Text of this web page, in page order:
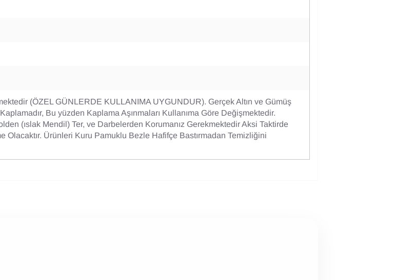
(ÖZEL GÜNLERDE KULLANIMA UYGUNDUR). Gerçek Altın ve Gümüş
Bu yüzden Kaplama Aşınmaları Kullanıma Göre Değişmektedir.
(ıslak Mendil) Ter, ve Darbelerden Korumanız Gerekmektedir Aksi Taktirde
Olacaktır. Ürünleri Kuru Pamuklu Bezle Hafifçe Bastırmadan Temizliğini